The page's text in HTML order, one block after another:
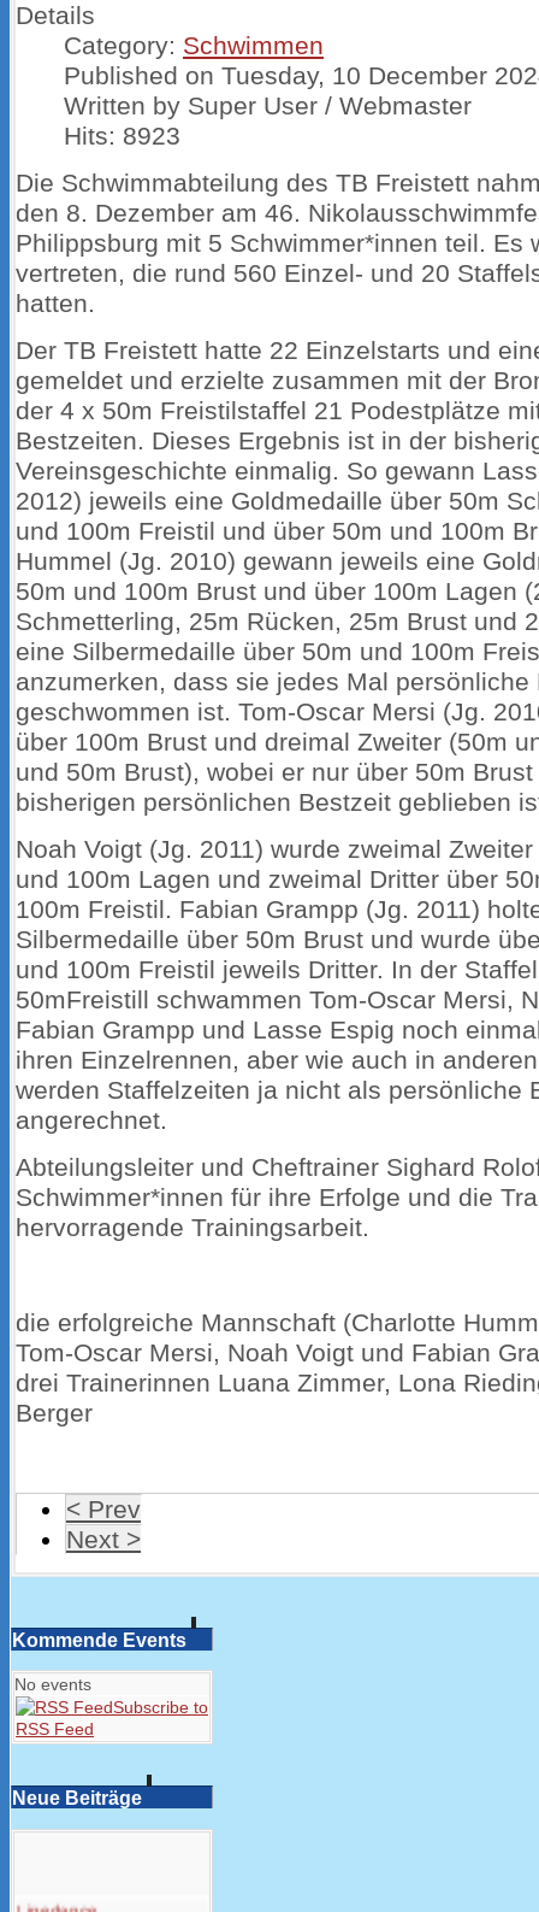
Details
Category: Schwimmen
Published on Tuesday, 10 December
Written by Super User / Webmaster
Hits: 8923
Die Schwimmabteilung des TB Freistett
den 8. Dezember am 46.
Philippsburg mit 5 Schwimmer*innen teil. Es
vertreten, die rund 560 Einzel- und 20
hatten.
Der TB Freistett hatte 22 Einzelstarts und
gemeldet und erzielte zusammen mit der
der 4 x 50m Freistilstaffel 21 Podestplätze
Bestzeiten. Dieses Ergebnis ist in der
Vereinsgeschichte einmalig. So gewann
2012) jeweils eine Goldmedaille über 50m
und 100m Freistil und über 50m und 100m
Hummel (Jg. 2010) gewann jeweils eine
50m und 100m Brust und über 100m Lagen
Schmetterling, 25m Rücken, 25m Brust und
eine Silbermedaille über 50m und 100m
anzumerken, dass sie jedes Mal persönliche
geschwommen ist. Tom-Oscar Mersi (Jg.
über 100m Brust und dreimal Zweiter (50m
und 50m Brust), wobei er nur über 50m
bisherigen persönlichen Bestzeit geblieben
Noah Voigt (Jg. 2011) wurde zweimal
und 100m Lagen und zweimal Dritter über
100m Freistil. Fabian Grampp (Jg. 2011)
Silbermedaille über 50m Brust und wurde
und 100m Freistil jeweils Dritter. In der
50mFreistill schwammen Tom-Oscar Mersi,
Fabian Grampp und Lasse Espig noch
ihren Einzelrennen, aber wie auch in
werden Staffelzeiten ja nicht als persönliche
angerechnet.
Abteilungsleiter und Cheftrainer Sighard
Schwimmer*innen für ihre Erfolge und die
hervorragende Trainingsarbeit.
die erfolgreiche Mannschaft (Charlotte
Tom-Oscar Mersi, Noah Voigt und Fabian
drei Trainerinnen Luana Zimmer, Lona
Berger
< Prev
Next >
Kommende Events
No events
Subscribe to
RSS Feed
Neue Beiträge